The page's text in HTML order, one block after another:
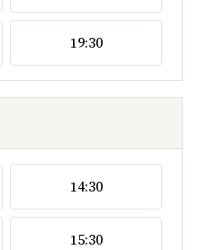
19:30
14:30
15:30